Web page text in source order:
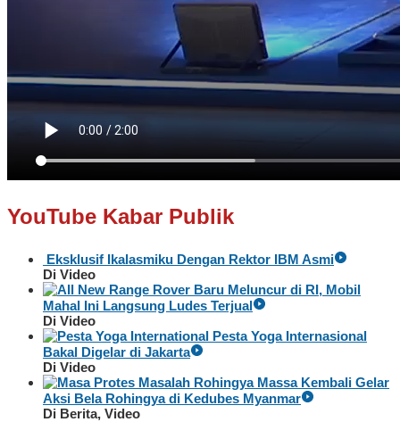
YouTube Kabar Publik
Eksklusif Ikalasmiku Dengan Rektor IBM Asmi
Di Video
Baru Meluncur di RI, Mobil
Mahal Ini Langsung Ludes Terjual
Di Video
Pesta Yoga Internasional
Bakal Digelar di Jakarta
Di Video
Massa Kembali Gelar
Aksi Bela Rohingya di Kedubes Myanmar
Di Berita, Video